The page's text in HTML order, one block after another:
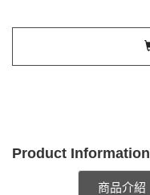
Product Information
商品介紹